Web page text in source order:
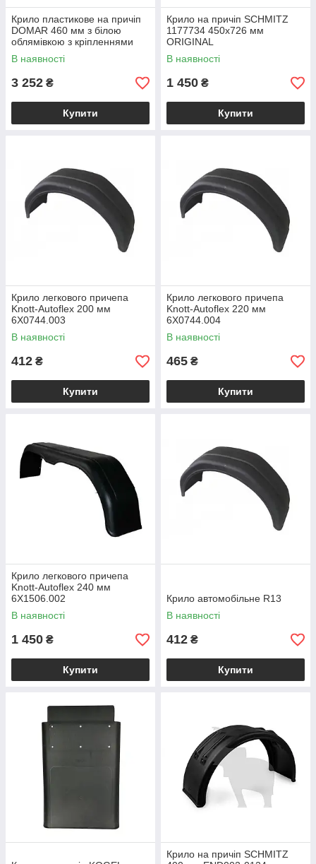
Крило пластикове на причіп
DOMAR 460 мм з білою
облямівкою з кріпленнями
DK4175
В наявності
3 252 ₴
Купити
Крило на причіп SCHMITZ
1177734 450х726 мм
ORIGINAL
В наявності
1 450 ₴
Купити
Крило легкового причепа
Knott-Autoflex 200 мм
6Х0744.003
В наявності
412 ₴
Купити
Крило легкового причепа
Knott-Autoflex 220 мм
6X0744.004
В наявності
465 ₴
Купити
Крило легкового причепа
Knott-Autoflex 240 мм
6X1506.002
В наявності
1 450 ₴
Купити
Крило автомобільне R13
В наявності
412 ₴
Купити
Крило на причіп SCHMITZ